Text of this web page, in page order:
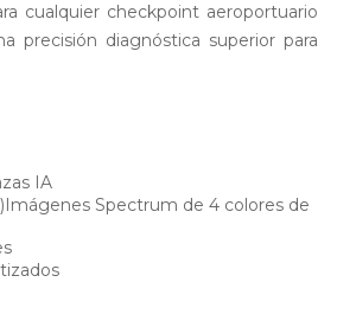
cualquier checkpoint aeroportuario
precisión diagnóstica superior para
IA
Spectrum de 4 colores de